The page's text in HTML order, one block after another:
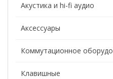
Акустика и hi-fi аудио
Аксессуары
Коммутационное
Клавишные